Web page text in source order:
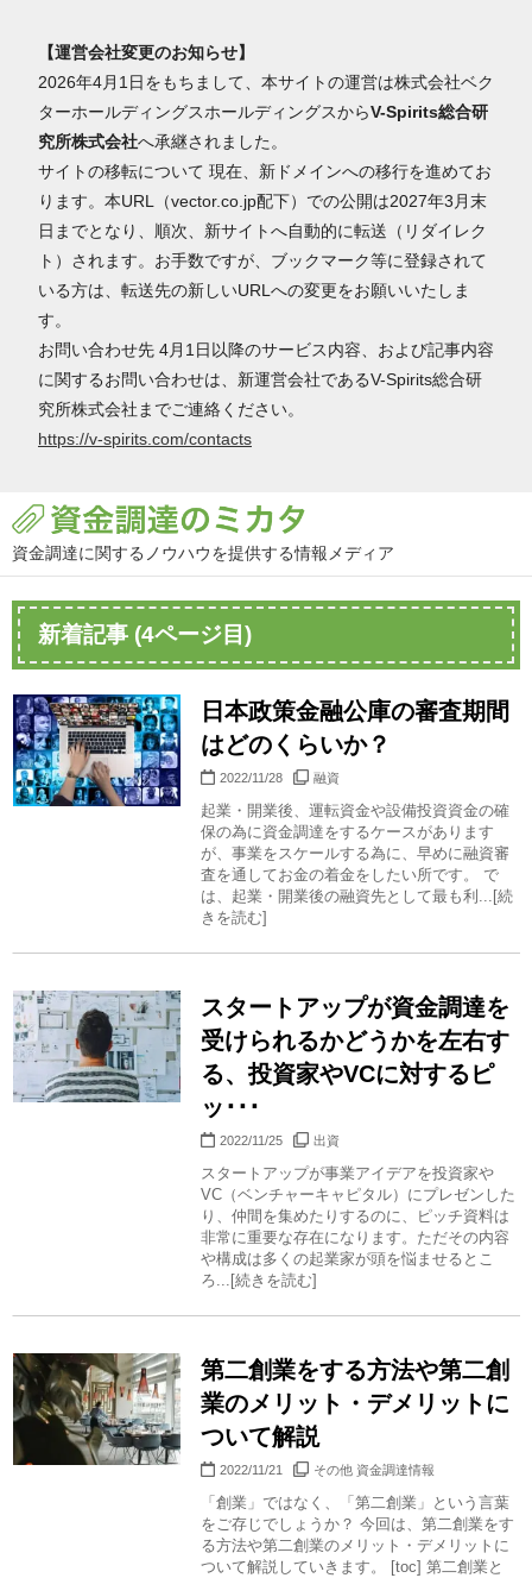
【運営会社変更のお知らせ】
2026年4月1日をもちまして、本サイトの運営は株式会社ベク
ターホールディングスホールディングスからV-Spirits総合研
究所株式会社へ承継されました。
サイトの移転について 現在、新ドメインへの移行を進めてお
ります。本URL（vector.co.jp配下）での公開は2027年3月末
日までとなり、順次、新サイトへ自動的に転送（リダイレク
ト）されます。お手数ですが、ブックマーク等に登録されて
いる方は、転送先の新しいURLへの変更をお願いいたしま
す。
お問い合わせ先 4月1日以降のサービス内容、および記事内容
に関するお問い合わせは、新運営会社であるV-Spirits総合研
究所株式会社までご連絡ください。
https://v-spirits.com/contacts
資金調達に関するノウハウを提供する情報メディア
新着記事 (4ページ目)
日本政策金融公庫の審査期間
はどのくらいか？
2022/11/28 融資
起業・開業後、運転資金や設備投資資金の確
保の為に資金調達をするケースがあります
が、事業をスケールする為に、早めに融資審
査を通してお金の着金をしたい所です。 で
は、起業・開業後の融資先として最も利...[続
きを読む]
スタートアップが資金調達を
受けられるかどうかを左右す
る、投資家やVCに対するピ
ッ･･･
2022/11/25 出資
スタートアップが事業アイデアを投資家や
VC（ベンチャーキャピタル）にプレゼンした
り、仲間を集めたりするのに、ピッチ資料は
非常に重要な存在になります。ただその内容
や構成は多くの起業家が頭を悩ませるとこ
ろ...[続きを読む]
第二創業をする方法や第二創
業のメリット・デメリットに
ついて解説
2022/11/21 その他 資金調達情報
「創業」ではなく、「第二創業」という言葉
をご存じでしょうか？ 今回は、第二創業をす
る方法や第二創業のメリット・デメリットに
ついて解説していきます。 [toc] 第二創業と